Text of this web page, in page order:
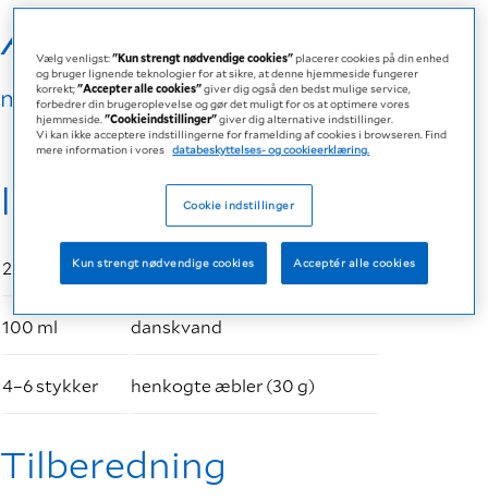
Æble-punch
med Fresubin Jucy DRINK Æble
Ingredienser
200 ml Fresubin Jucy DRINK Æble
100 ml danskvand
4–6 stykker henkogte æbler (30 g)
Tilberedning
Vælg venligst:"Kun strengt nødvendige cookies"placerer cookies på din enhed
og bruger lignende teknologier for at sikre, at denne hjemmeside fungerer
korrekt;"Accepter alle cookies"giver dig også den bedst mulige service,
forbedrer din brugeroplevelse og gør det muligt for os at optimere vores
hjemmeside."Cookieindstillinger"giver dig alternative indstillinger.
Vi kan ikke acceptere indstillingerne for framelding af cookies i browseren. Find
mere information i vores databeskyttelses- og cookieerklæring.
Cookie indstillinger
Kun strengt nødvendige cookies Acceptér alle cookies